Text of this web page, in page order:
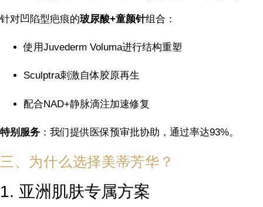
针对凹陷型疤痕的玻尿酸+童颜针组合：
使用Juvederm Voluma进行结构重塑
Sculptra刺激自体胶原再生
配合NAD+静脉滴注加速修复
特别服务 ：我们提供医保预审批协助，通过率达93%。
三、为什么选择美蒂芳华？
1. 亚洲肌肤专属方案